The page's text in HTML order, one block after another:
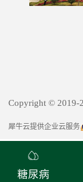
Copyright © 2019-
犀牛云提供企业云服务
糖尿病